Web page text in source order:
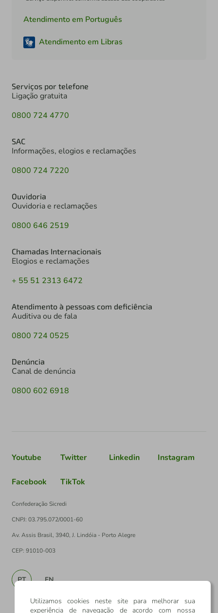
Atendimento em Português
Atendimento em Libras
Serviços por telefone
Ligação gratuita
0800 724 4770
SAC
Informações, elogios e reclamações
0800 724 7220
Ouvidoria
Ouvidoria e reclamações
0800 646 2519
Chamadas Internacionais
Elogios e reclamações
+ 55 51 2313 6472
Atendimento à pessoas com deficiência
Auditiva ou de fala
0800 724 0525
Denúncia
Canal de denúncia
0800 602 6918
Youtube Twitter Linkedin Instagram
Facebook TikTok
Confederação Sicredi
CNPJ: 03.795.072/0001-60
Av. Assis Brasil, 3940, J. Lindóia - Porto Alegre
CEP: 91010-003
PT EN
Utilizamos cookies neste site para melhorar sua
experiência de navegação de acordo com nossa